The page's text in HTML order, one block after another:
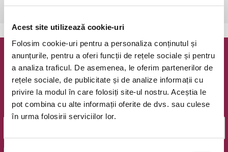
Acest site utilizează cookie-uri
Folosim cookie-uri pentru a personaliza conținutul și
anunțurile, pentru a oferi funcții de rețele sociale și pentru
a analiza traficul. De asemenea, le oferim partenerilor de
rețele sociale, de publicitate și de analize informații cu
privire la modul în care folosiți site-ul nostru. Aceștia le
pot combina cu alte informații oferite de dvs. sau culese
în urma folosirii serviciilor lor.
Bucuresti, The Hubvezi pe harta
Newsletter @ Bilete.ro
Oferte exclusive si o editie saptamanala cu cele mai noi
evenimente.
Email